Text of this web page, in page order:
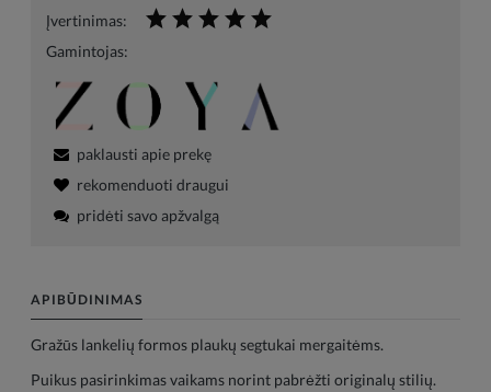
Įvertinimas:
Gamintojas:
paklausti apie prekę
rekomenduoti draugui
pridėti savo apžvalgą
APIBŪDINIMAS
Gražūs lankelių formos plaukų segtukai mergaitėms.
Puikus pasirinkimas vaikams norint pabrėžti originalų stilių.